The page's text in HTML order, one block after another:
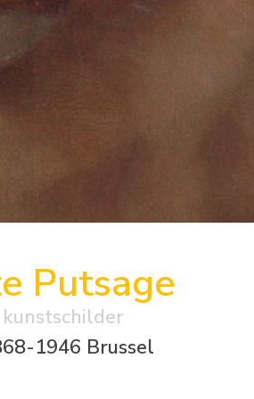
Putsage
1946 Brussel